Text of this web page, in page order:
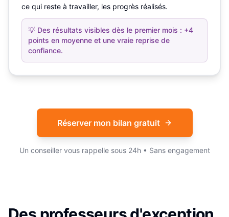
ce qui reste à travailler, les progrès réalisés.
💡 Des résultats visibles dès le premier mois : +4
points en moyenne et une vraie reprise de
confiance.
Réserver mon bilan gratuit
Un conseiller vous rappelle sous 24h • Sans engagement